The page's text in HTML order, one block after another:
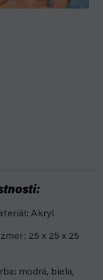
Akryl
25 x 25 x 25
modrá, biela,